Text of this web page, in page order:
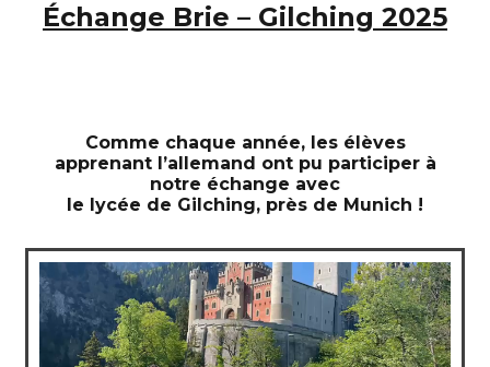
Échange Brie – Gilching 2025
Comme chaque année, les élèves
apprenant l’allemand ont pu participer à
notre échange avec
le lycée de Gilching, près de Munich !